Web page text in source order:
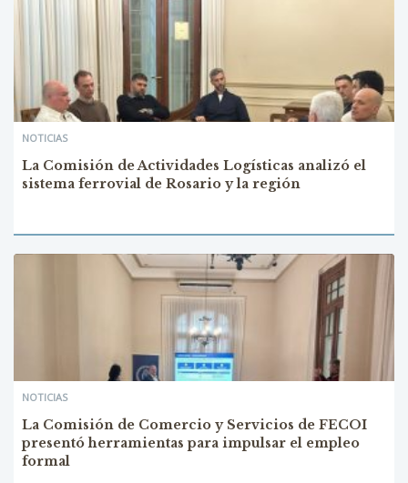
NOTICIAS
La Comisión de Actividades Logísticas analizó el
sistema ferrovial de Rosario y la región
NOTICIAS
La Comisión de Comercio y Servicios de FECOI
presentó herramientas para impulsar el empleo
formal